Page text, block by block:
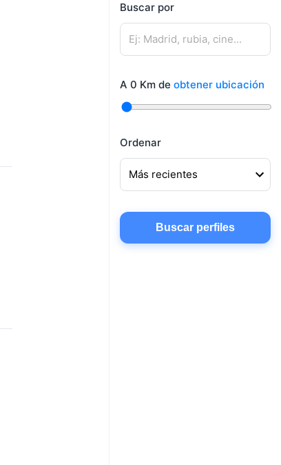
Mujeres buscando
amigos
Mujeres buscando
Mujeres buscando
Hombres buscando
pareja
amigos
Buscar por
A 0 Km de obtener ubicación
Ordenar
Buscar perfiles